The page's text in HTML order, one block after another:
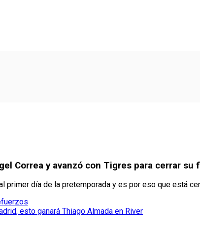
Correa y avanzó con Tigres para cerrar su
primer día de la pretemporada y es por eso que está
esto ganará Thiago Almada en River